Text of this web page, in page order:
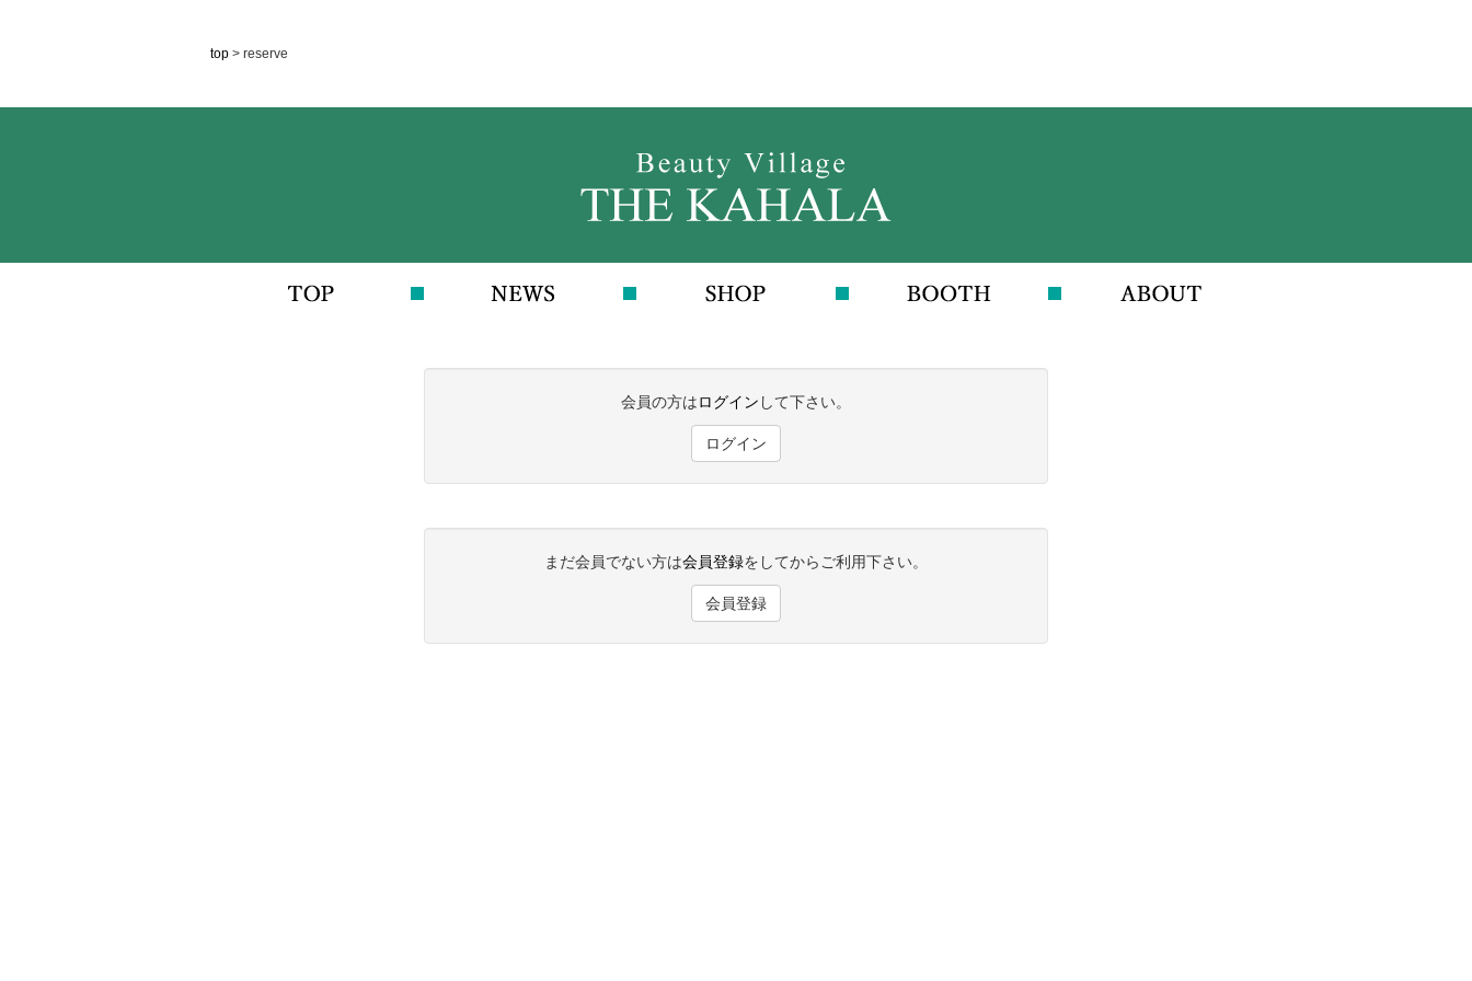
top > reserve
会員の方はログイン して下さい。
ログイン
まだ会員でない方は会員登録をしてからご利用下さい。
会員登録